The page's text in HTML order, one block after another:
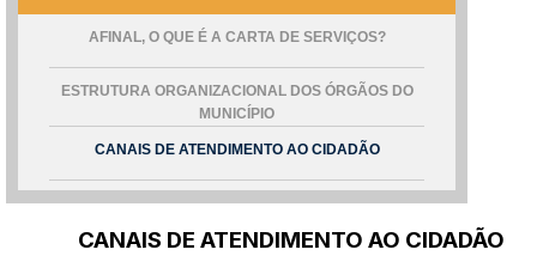
AFINAL, O QUE É A CARTA DE SERVIÇOS?
ESTRUTURA ORGANIZACIONAL DOS ÓRGÃOS DO
MUNICÍPIO
CANAIS DE ATENDIMENTO AO CIDADÃO
CANAIS DE ATENDIMENTO AO CIDADÃO